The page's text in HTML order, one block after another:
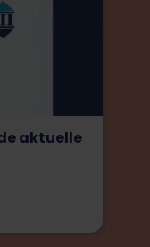
aktuelle